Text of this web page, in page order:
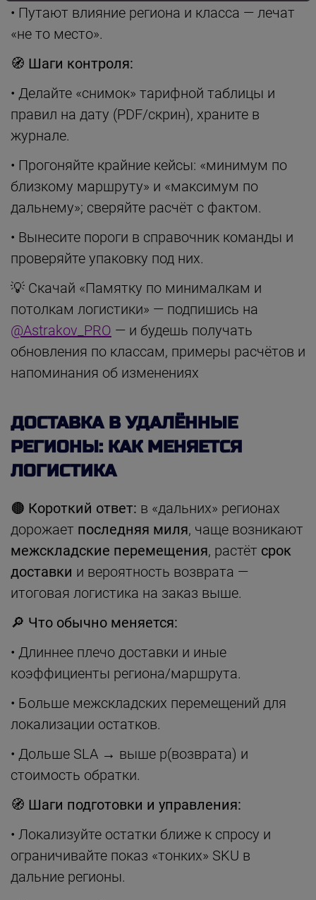
• Путают влияние региона и класса — лечат
«не то место».
🧭 Шаги контроля:
• Делайте «снимок» тарифной таблицы и
правил на дату (PDF/скрин), храните в
журнале.
• Прогоняйте крайние кейсы: «минимум по
близкому маршруту» и «максимум по
дальнему»; сверяйте расчёт с фактом.
• Вынесите пороги в справочник команды и
проверяйте упаковку под них.
💡 Скачай «Памятку по минималкам и
потолкам логистики» — подпишись на
@Astrakov_PRO — и будешь получать
обновления по классам, примеры расчётов и
напоминания об изменениях
ДОСТАВКА В УДАЛЁННЫЕ
РЕГИОНЫ: КАК МЕНЯЕТСЯ
ЛОГИСТИКА
🟤 Короткий ответ: в «дальних» регионах
дорожает последняя миля, чаще возникают
межскладские перемещения, растёт срок
доставки и вероятность возврата —
итоговая логистика на заказ выше.
🔎 Что обычно меняется:
• Длиннее плечо доставки и иные
коэффициенты региона/маршрута.
• Больше межскладских перемещений для
локализации остатков.
• Дольше SLA → выше p(возврата) и
стоимость обратки.
🧭 Шаги подготовки и управления:
• Локализуйте остатки ближе к спросу и
ограничивайте показ «тонких» SKU в
дальние регионы.